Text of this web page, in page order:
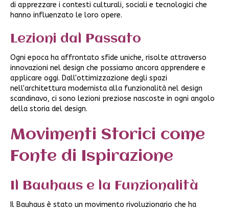
di apprezzare i contesti culturali, sociali e tecnologici che
hanno influenzato le loro opere.
Lezioni dal Passato
Ogni epoca ha affrontato sfide uniche, risolte attraverso
innovazioni nel design che possiamo ancora apprendere e
applicare oggi. Dall'ottimizzazione degli spazi
nell'architettura modernista alla funzionalità nel design
scandinavo, ci sono lezioni preziose nascoste in ogni angolo
della storia del design.
Movimenti Storici come
Fonte di Ispirazione
Il Bauhaus e la Funzionalità
Il Bauhaus è stato un movimento rivoluzionario che ha